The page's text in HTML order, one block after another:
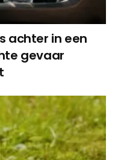
achter in een
gevaar